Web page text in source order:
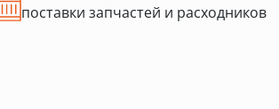
поставки запчастей и расходников